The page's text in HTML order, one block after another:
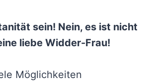
sein! Nein, es ist nicht
liebe Widder-Frau!
Möglichkeiten